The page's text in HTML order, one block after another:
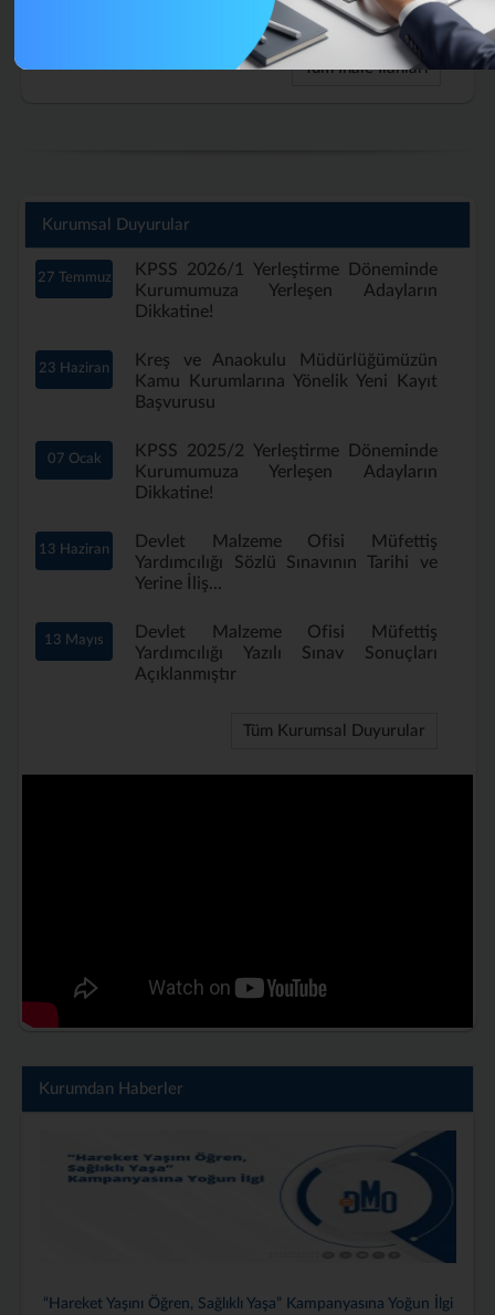
Tüm İhale İlanları
Kurumsal Duyurular
27 Temmuz
KPSS 2026/1 Yerleştirme Döneminde
Kurumumuza Yerleşen Adayların
Dikkatine!
23 Haziran
Kreş ve Anaokulu Müdürlüğümüzün
Kamu Kurumlarına Yönelik Yeni Kayıt
Başvurusu
07 Ocak
KPSS 2025/2 Yerleştirme Döneminde
Kurumumuza Yerleşen Adayların
Dikkatine!
13 Haziran
Devlet Malzeme Ofisi Müfettiş
Yardımcılığı Sözlü Sınavının Tarihi ve
Yerine İliş...
13 Mayıs
Devlet Malzeme Ofisi Müfettiş
Yardımcılığı Yazılı Sınav Sonuçları
Açıklanmıştır
Tüm Kurumsal Duyurular
Kurumdan Haberler
Genel Müdürlüğümüzde 2025–2026 Dönemi Stajyerlerimiz İçin